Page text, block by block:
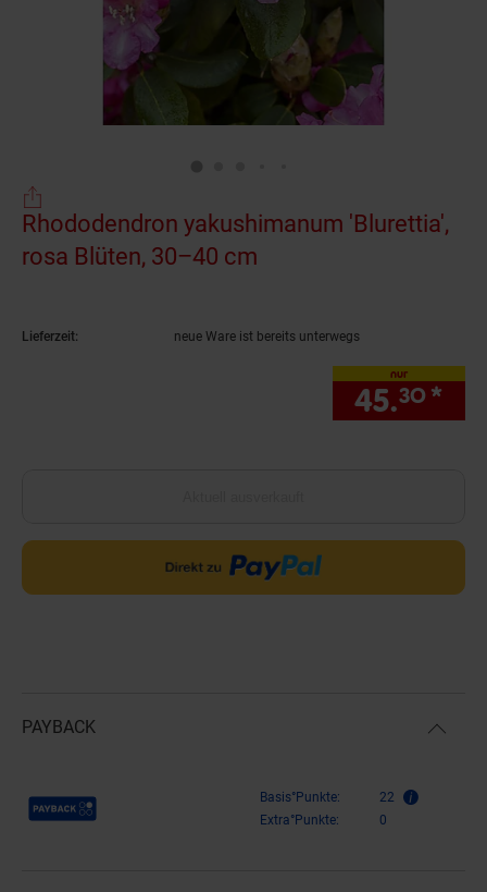
Rhododendron yakushimanum 'Blurettia',
rosa Blüten, 30–40 cm
Lieferzeit: neue Ware ist bereits unterwegs
nur
45.30 *
PAYBACK
Payback Punkte Basis°Punkte:
22
Extra°Punkte:
0